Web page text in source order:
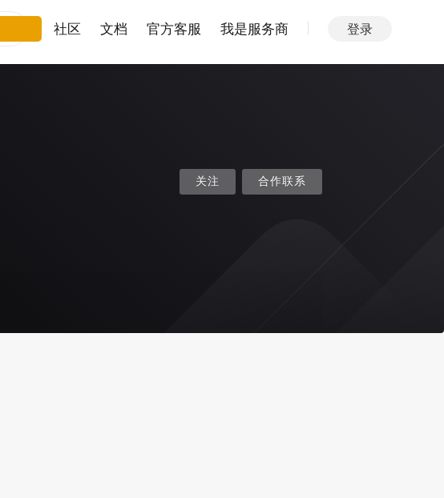
社区 文档 官方客服 我是服务商 登录
关注 合作联系